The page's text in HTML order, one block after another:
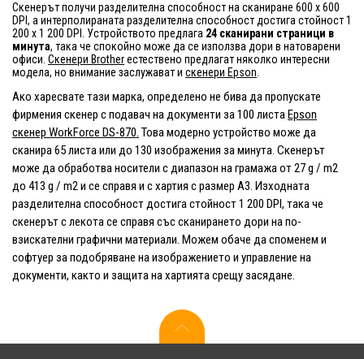
Скенерът получи разделителна способност на сканиране 600 x 600
DPI, а интерполираната разделителна способност достига стойност 1
200 x 1 200 DPI. Устройството предлага 24 сканирани страници в
минута, така че спокойно може да се използва дори в натоварени
офиси. Скенери Brotherестествено предлагат няколко интересни
модела, но внимание заслужават и скенери Epson
Ако харесвате тази марка, определено не бива да пропускате
фирмения скенер с подавач на документи за 100 листаEpson
скенер WorkForce DS-870. Това модерно устройство може да
сканира 65 листа или до 130 изображения за минута. Скенерът
може да обработва носители с диапазон на грамажа от 27 g / m2
до 413 g / m2 и се справя и с хартия с размер A3. Изходната
разделителна способност достига стойност 1 200 DPI, така че
скенерът с лекота се справя със сканирането дори на по-
взискателни графични материали. Можем обаче да споменем и
софтуер за подобряване на изображението и управление на
документи, както и защита на хартията срещу засядане.